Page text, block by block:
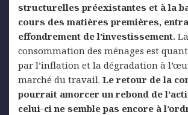
structurelles préexistantes et à la
cours des matières premières,
effondrement de l’investissement. La
consommation des ménages est
par l’inflation et la dégradation à
marché du travail. Le retour de la
pourrait amorcer un rebond de
celui-cine semble pas encore à